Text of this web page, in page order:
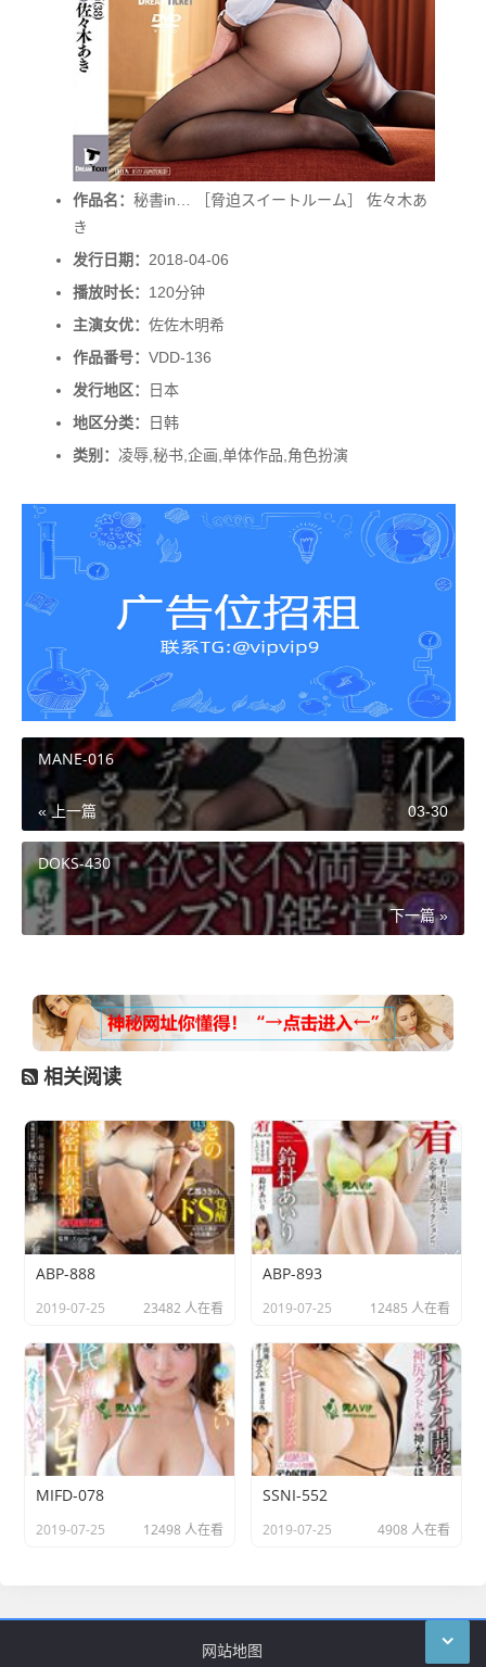
作品名： 秘書in… ［脅迫スイートルーム］ 佐々木あ
き
发行日期： 2018-04-06
播放时长： 120分钟
主演女优： 佐佐木明希
作品番号： VDD-136
发行地区：
日本
地区分类：
日韩
类别： 凌辱,秘书,企画,单体作品,角色扮演
MANE-016
« 上一篇 03-30
DOKS-430
下一篇 »
相关阅读
ABP-888
2019-07-25 23482 人在看
ABP-893
2019-07-25 12485 人在看
MIFD-078
2019-07-25 12498 人在看
SSNI-552
2019-07-25 4908 人在看
网站地图